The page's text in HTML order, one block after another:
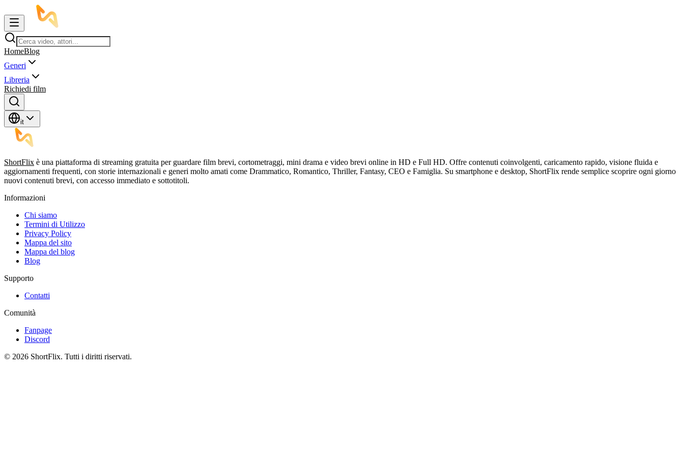
HomeBlog
Generi
Libreria
Richiedi film
it
ShortFlix è una piattaforma di streaming gratuita per guardare film brevi, cortometraggi, mini drama e video brevi online in HD e Full HD. Offre contenuti coinvolgenti, caricamento rapido, visione fluida e
aggiornamenti frequenti, con storie internazionali e generi molto amati come Drammatico, Romantico, Thriller, Fantasy, CEO e Famiglia. Su smartphone e desktop, ShortFlix rende semplice scoprire ogni giorno
nuovi contenuti brevi, con accesso immediato e sottotitoli.
Informazioni
Chi siamo
Termini di Utilizzo
Privacy Policy
Mappa del sito
Mappa del blog
Blog
Supporto
Contatti
Comunità
Fanpage
Discord
© 2026 ShortFlix. Tutti i diritti riservati.